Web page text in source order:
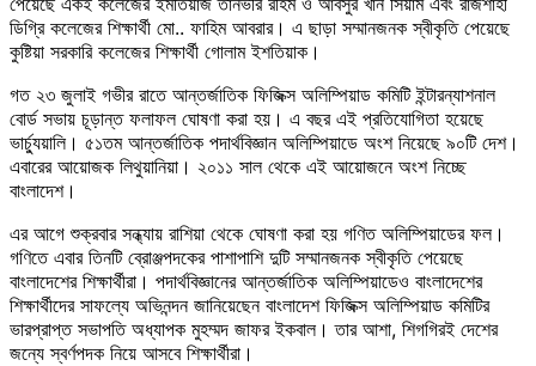
ডিগ্রি কলেজের শিক্ষার্থী মো.. ফাহিম আবরার। এ ছাড়া সম্মানজনক স্বীকৃতি পেয়েছে
কুষ্টিয়া সরকারি কলেজের শিক্ষার্থী গোলাম ইশতিয়াক।
গত ২৩ জুলাই গভীর রাতে আন্তর্জাতিক ফিজিক্স অলিম্পিয়াড কমিটি ইন্টারন্যাশনাল
বোর্ড সভায় চূড়ান্ত ফলাফল ঘোষণা করা হয়। এ বছর এই প্রতিযোগিতা হয়েছে
ভার্চ্যুয়ালি। ৫১তম আন্তর্জাতিক পদার্থবিজ্ঞান অলিম্পিয়াডে অংশ নিয়েছে ৯০টি দেশ।
এবারের আয়োজক লিথুয়ানিয়া। ২০১১ সাল থেকে এই আয়োজনে অংশ নিচ্ছে
বাংলাদেশ।
এর আগে শুক্রবার সন্ধ্যায় রাশিয়া থেকে ঘোষণা করা হয় গণিত অলিম্পিয়াডের ফল।
গণিতে এবার তিনটি ব্রোঞ্জপদকের পাশাপাশি দুটি সম্মানজনক স্বীকৃতি পেয়েছে
বাংলাদেশের শিক্ষার্থীরা। পদার্থবিজ্ঞানের আন্তর্জাতিক অলিম্পিয়াডেও বাংলাদেশের
শিক্ষার্থীদের সাফল্যে অভিনন্দন জানিয়েছেন বাংলাদেশ ফিজিক্স অলিম্পিয়াড কমিটির
ভারপ্রাপ্ত সভাপতি অধ্যাপক মুহম্মদ জাফর ইকবাল। তার আশা, শিগগিরই দেশের
জন্যে স্বর্ণপদক নিয়ে আসবে শিক্ষার্থীরা।